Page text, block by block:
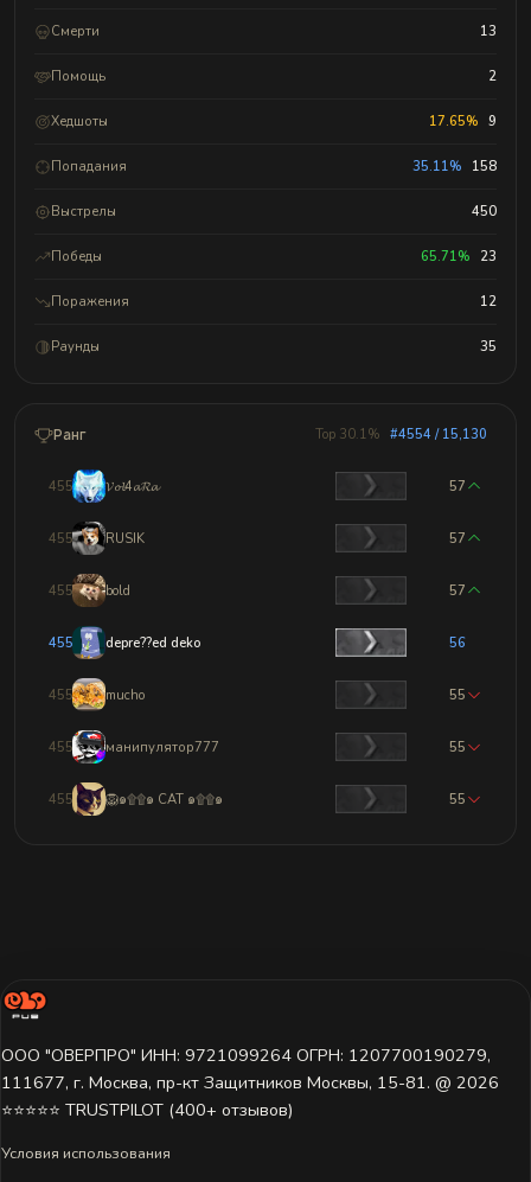
Смерти 13
Помощь 2
Хедшоты 17.65% 9
Попадания 35.11% 158
Выстрелы 450
Победы 65.71% 23
Поражения 12
Раунды 35
Ранг Top 30.1% #4554 / 15,130
4551 𝓥𝓸𝓵4𝓪𝓡𝓪 57
4552 RUSIK 57
4553 bold 57
4554 depre??ed deko 56
4555 mucho 55
4556 манипулятор777 55
4557 🦁๑۩۩๑ CAT ๑۩۩๑ 55
ООО "ОВЕРПРО" ИНН: 9721099264 ОГРН: 1207700190279,
111677, г. Москва, пр-кт Защитников Москвы, 15-81. @ 2026 ㅤ
⭐⭐⭐⭐⭐ TRUSTPILOT (400+ отзывов)
Условия использования